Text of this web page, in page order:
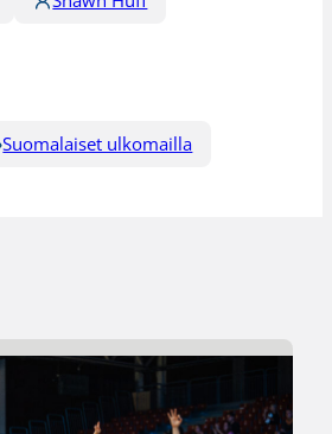
Suomalaiset ulkomailla